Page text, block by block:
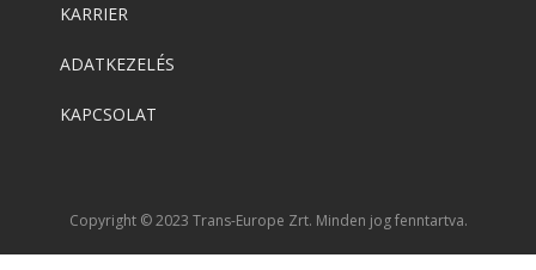
KARRIER
ADATKEZELÉS
KAPCSOLAT
Copyright © 2023 Trans-Europe Zrt. Minden jog fenntartva.